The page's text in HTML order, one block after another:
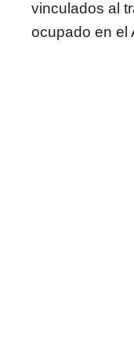
vinculados al
ocupado en el